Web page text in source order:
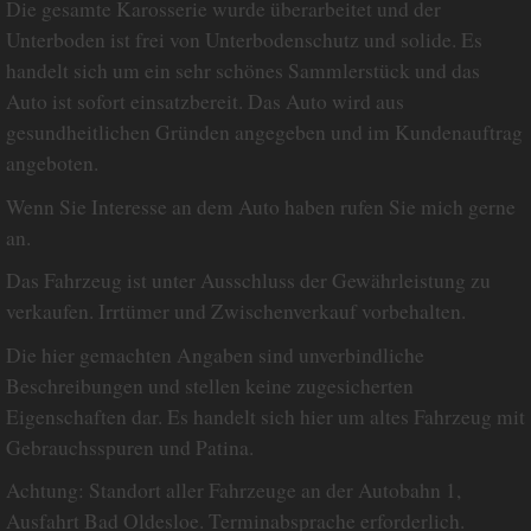
Die gesamte Karosserie wurde überarbeitet und der
Unterboden ist frei von Unterbodenschutz und solide. Es
handelt sich um ein sehr schönes Sammlerstück und das
Auto ist sofort einsatzbereit. Das Auto wird aus
gesundheitlichen Gründen angegeben und im Kundenauftrag
angeboten.
Wenn Sie Interesse an dem Auto haben rufen Sie mich gerne
an.
Das Fahrzeug ist unter Ausschluss der Gewährleistung zu
verkaufen. Irrtümer und Zwischenverkauf vorbehalten.
Die hier gemachten Angaben sind unverbindliche
Beschreibungen und stellen keine zugesicherten
Eigenschaften dar. Es handelt sich hier um altes Fahrzeug mit
Gebrauchsspuren und Patina.
Achtung: Standort aller Fahrzeuge an der Autobahn 1,
Ausfahrt Bad Oldesloe. Terminabsprache erforderlich.